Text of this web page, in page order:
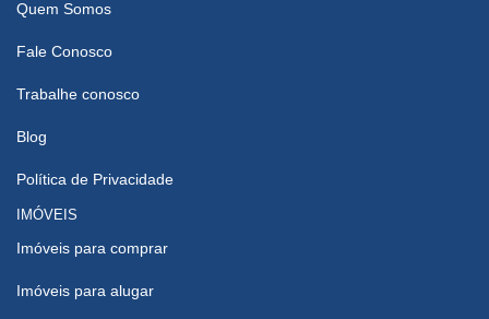
Quem Somos
Fale Conosco
Trabalhe conosco
Blog
Política de Privacidade
IMÓVEIS
Imóveis para comprar
Imóveis para alugar